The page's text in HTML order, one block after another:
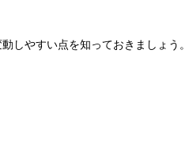
しやすい点を知っておきましょう。